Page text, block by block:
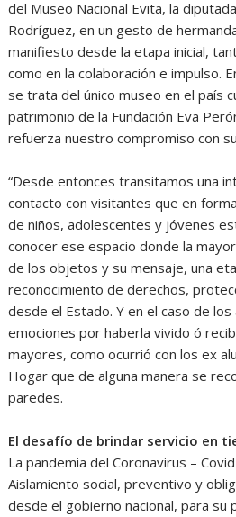
del Museo Nacional Evita, la
Rodríguez, en un gesto de
manifiesto desde la etapa inicial,
como en la colaboración e impulso.
se trata del único museo en el país
patrimonio de la Fundación Eva
refuerza nuestro compromiso con
“Desde entonces transitamos una
contacto con visitantes que en
de niños, adolescentes y jóvenes
conocer ese espacio donde la
de los objetos y su mensaje, una
reconocimiento de derechos,
desde el Estado. Y en el caso de
emociones por haberla vivido ó
mayores, como ocurrió con los ex
Hogar que de alguna manera se
paredes.
El desafío de brindar servicio en
La pandemia del Coronavirus –
Aislamiento social, preventivo y
desde el gobierno nacional, para su